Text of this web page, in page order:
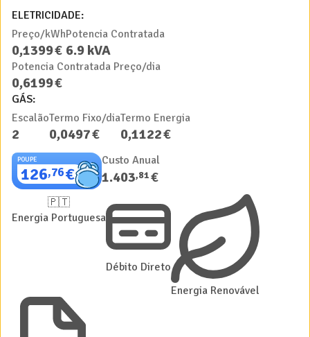
ELETRICIDADE:
Preço/kWh
0,1399€
Potencia Contratada
6.9 kVA
Potencia Contratada Preço/dia
0,6199€
GÁS:
Escalão
2
Termo Fixo/dia
0,0497€
Termo Energia
0,1122€
POUPE
126,76€
Custo Anual
1.403,81€
🇵🇹
Energia Portuguesa
Débito Direto
Energia Renovável